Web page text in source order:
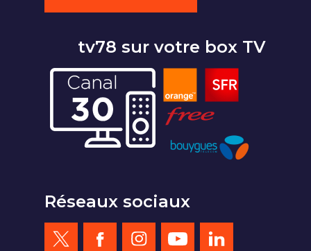
tv78 sur votre box TV
Réseaux sociaux